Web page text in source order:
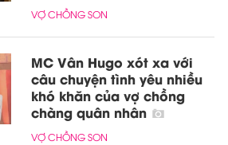
VỢ CHỒNG SON
MC Vân Hugo xót xa với
câu chuyện tình yêu nhiều
khó khăn của vợ chồng
chàng quân nhân
VỢ CHỒNG SON